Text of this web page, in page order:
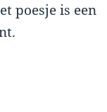
poesje is een